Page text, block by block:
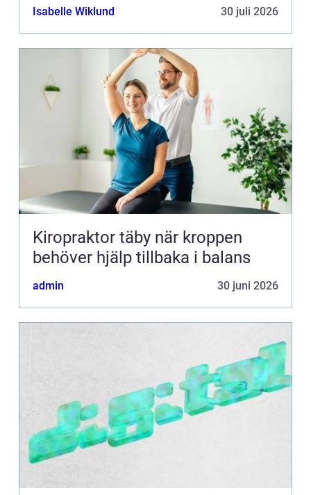
Isabelle Wiklund 30 juli 2026
Kiropraktor täby när kroppen
behöver hjälp tillbaka i balans
admin 30 juni 2026